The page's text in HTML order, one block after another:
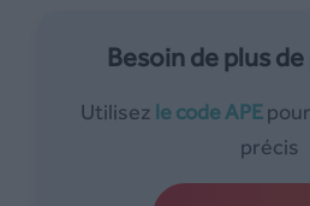
Besoin de plus
Utilisez le code APE
précis